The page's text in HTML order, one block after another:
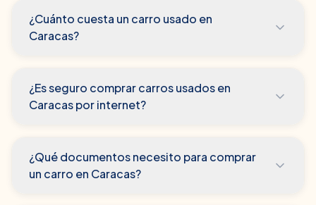
¿Cuánto cuesta un carro usado en
Caracas?
¿Es seguro comprar carros usados en
Caracas por internet?
¿Qué documentos necesito para comprar
un carro en Caracas?